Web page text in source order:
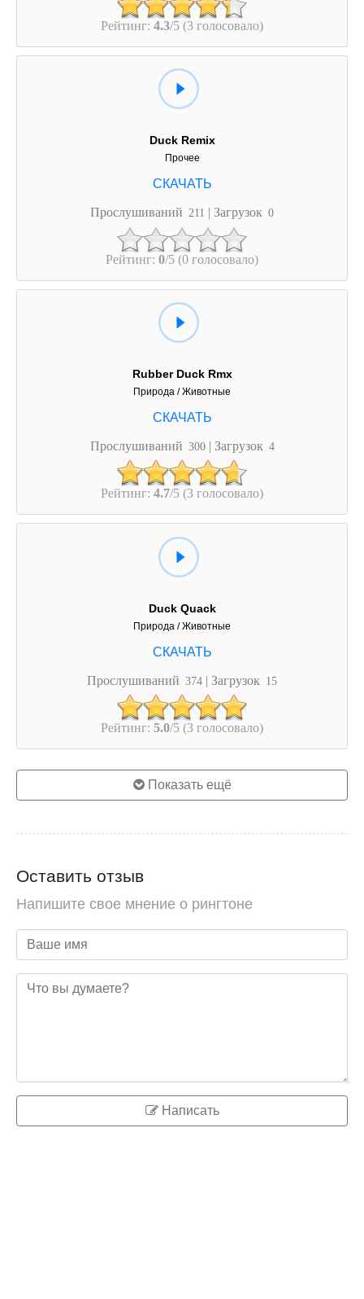
Рейтинг: 4.3/5 (3 голосовало)
Duck Remix
Прочее
Прослушиваний 211 | Загрузок 0
Рейтинг: 0/5 (0 голосовало)
Rubber Duck Rmx
Природа / Животные
Прослушиваний 300 | Загрузок 4
Рейтинг: 4.7/5 (3 голосовало)
Duck Quack
Природа / Животные
Прослушиваний 374 | Загрузок 15
Рейтинг: 5.0/5 (3 голосовало)
Показать ещё
Оставить отзыв
Напишите свое мнение о рингтоне
Написать